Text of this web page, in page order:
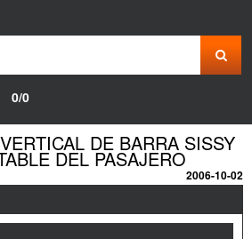
0/0
DE BARRA SISSY
DEL PASAJERO
2006-10-02